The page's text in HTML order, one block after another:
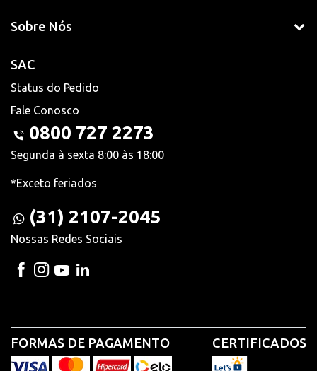
Sobre Nós
SAC
Status do Pedido
Fale Conosco
0800 727 2273
Segunda à sexta 8:00 às 18:00
*Exceto feriados
(31) 2107-2045
Nossas Redes Sociais
FORMAS DE PAGAMENTO CERTIFICADOS